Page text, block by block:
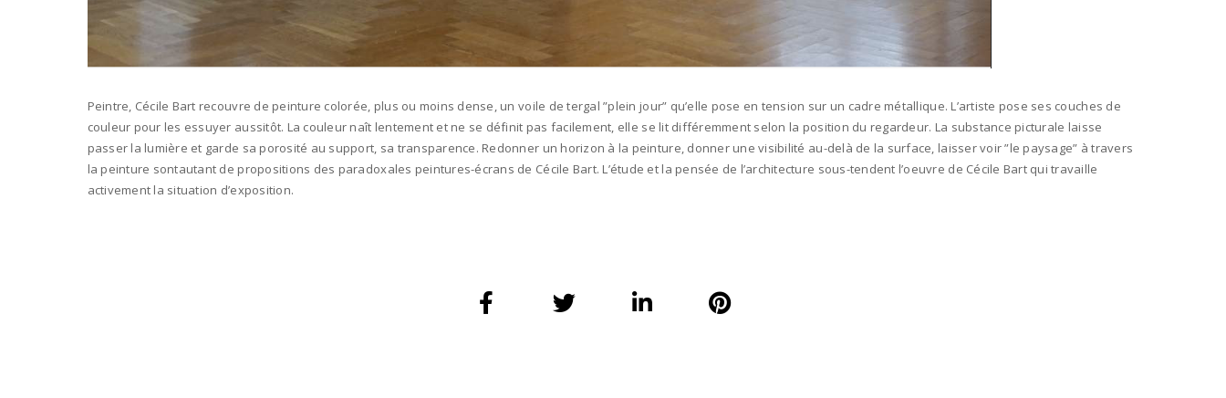
Peintre, Cécile Bart recouvre de peinture colorée, plus ou moins dense, un voile de tergal ”plein jour” qu’elle pose en tension sur un cadre métallique. L’artiste pose ses couches de
couleur pour les essuyer aussitôt. La couleur naît lentement et ne se définit pas facilement, elle se lit différemment selon la position du regardeur. La substance picturale laisse
passer la lumière et garde sa porosité au support, sa transparence. Redonner un horizon à la peinture, donner une visibilité au-delà de la surface, laisser voir ”le paysage” à travers
la peinture sontautant de propositions des paradoxales peintures-écrans de Cécile Bart. L’étude et la pensée de l’architecture sous-tendent l’oeuvre de Cécile Bart qui travaille
activement la situation d’exposition.